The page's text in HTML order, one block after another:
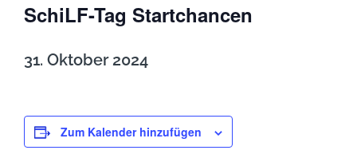
SchiLF-Tag Startchancen
31. Oktober 2024
Zum Kalender hinzufügen